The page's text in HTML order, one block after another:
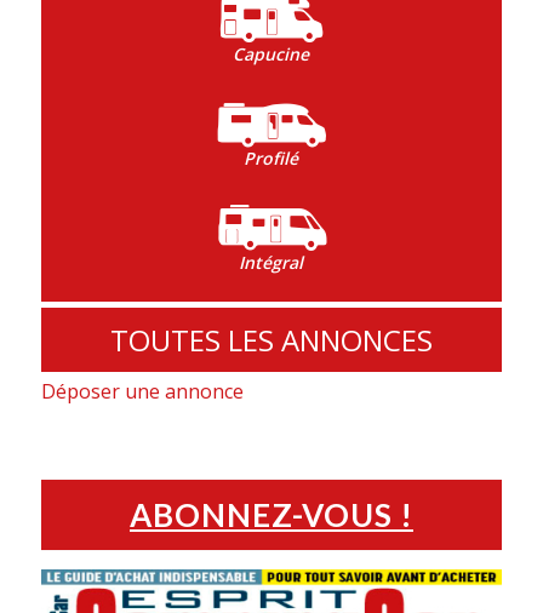
Capucine
Profilé
Intégral
TOUTES LES ANNONCES
Déposer une annonce
ABONNEZ-VOUS !